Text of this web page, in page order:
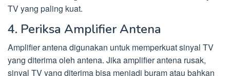
TV yang paling kuat.
4. Periksa Amplifier Antena
Amplifier antena digunakan untuk memperkuat sinyal TV
yang diterima oleh antena. Jika amplifier antena rusak,
sinyal TV yang diterima bisa menjadi buram atau bahkan